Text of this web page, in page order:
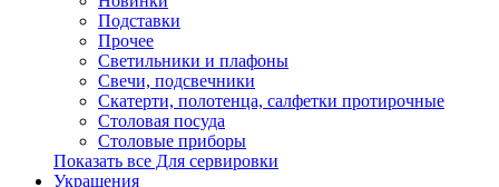
Подставки
Прочее
Светильники и плафоны
Свечи, подсвечники
Скатерти, полотенца, салфетки протирочные
Столовая посуда
Столовые приборы
Показать все Для сервировки
Украшения